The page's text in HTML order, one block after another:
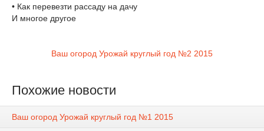
• Как перевезти рассаду на дачу
И многое другое
Ваш огород Урожай круглый год №2 2015
Похожие новости
Ваш огород Урожай круглый год №1 2015